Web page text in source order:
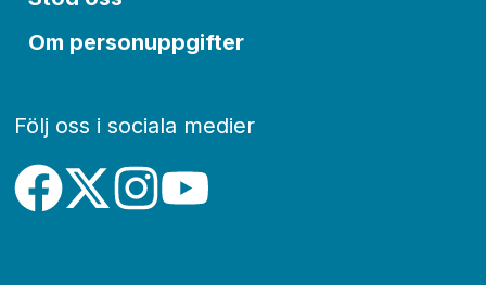
Om personuppgifter
Följ oss i sociala medier